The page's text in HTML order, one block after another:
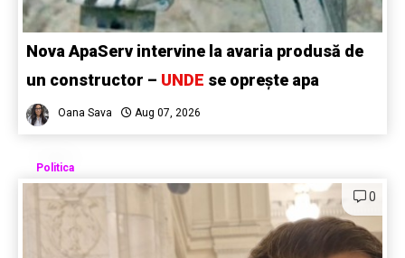
Nova ApaServ intervine la avaria produsă de
un constructor – UNDE se oprește apa
Oana Sava Aug 07, 2026
Politica
0